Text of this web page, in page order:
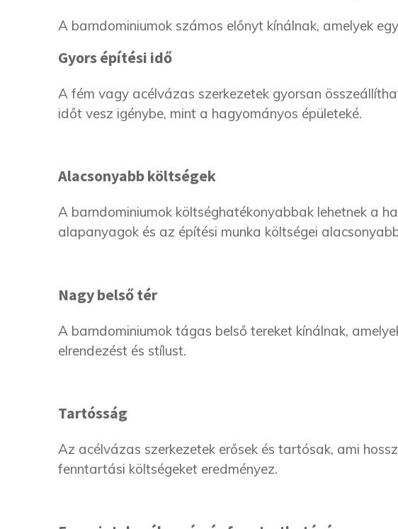
A barndominiumok számos előnyt kínálnak, amelyek
Gyors építési idő
A fém vagy acélvázas szerkezetek gyorsan
időt vesz igénybe, mint a hagyományos épületeké.
Alacsonyabb költségek
A barndominiumok költséghatékonyabbak lehetnek a
alapanyagok és az építési munka költségei
Nagy belső tér
A barndominiumok tágas belső tereket kínálnak,
elrendezést és stílust.
Tartósság
Az acélvázas szerkezetek erősek és tartósak, ami
fenntartási költségeket eredményez.